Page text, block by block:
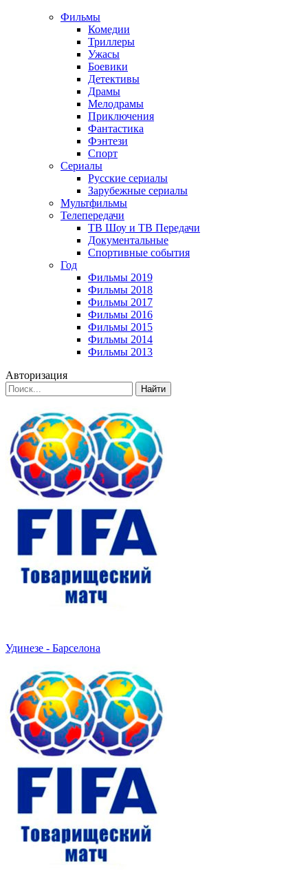
Фильмы
Комедии
Триллеры
Ужасы
Боевики
Детективы
Драмы
Мелодрамы
Приключения
Фантастика
Фэнтези
Спорт
Сериалы
Русские сериалы
Зарубежные сериалы
Мультфильмы
Телепередачи
ТВ Шоу и ТВ Передачи
Документальные
Спортивные события
Год
Фильмы 2019
Фильмы 2018
Фильмы 2017
Фильмы 2016
Фильмы 2015
Фильмы 2014
Фильмы 2013
Авторизация
Найти
Удинезе - Барселона